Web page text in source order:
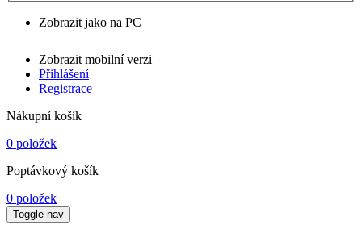
Zobrazit jako na PC
Zobrazit mobilní verzi
Přihlášení
Registrace
Nákupní košík
0 položek
Poptávkový košík
0 položek
Toggle nav